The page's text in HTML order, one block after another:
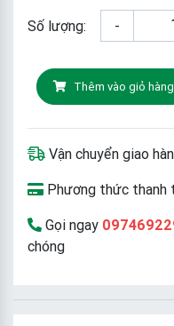
Số lượng: -
Thêm vào giỏ hàng
Vận chuyển giao
Phương thức thanh
Gọi ngay
chóng